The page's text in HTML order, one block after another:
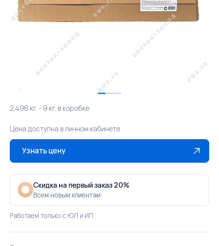
2.496 кг. - 9 кг. в коробке
Цена доступна в личном кабинете
Узнать цену
Скидка на первый заказ 20%
Всем новым клиентам
Работаем только с ЮЛ и ИП